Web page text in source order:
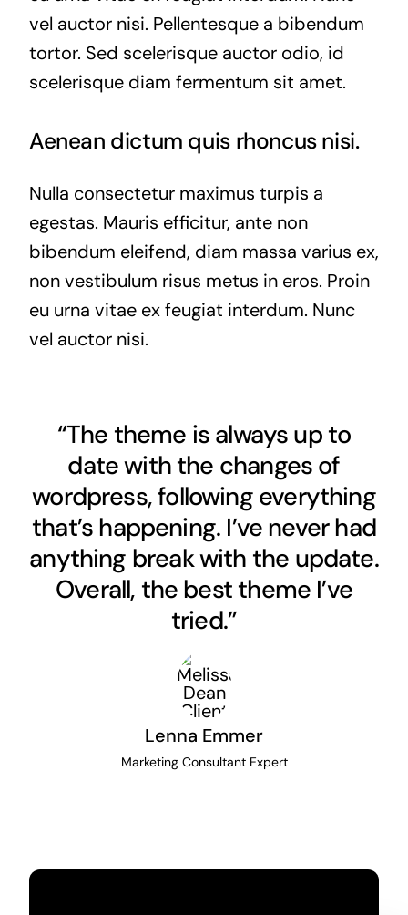
vel auctor nisi. Pellentesque a bibendum
tortor. Sed scelerisque auctor odio, id
scelerisque diam fermentum sit amet.
Aenean dictum quis rhoncus nisi.
Nulla consectetur maximus turpis a
egestas. Mauris efficitur, ante non
bibendum eleifend, diam massa varius ex,
non vestibulum risus metus in eros. Proin
eu urna vitae ex feugiat interdum. Nunc
vel auctor nisi.
“The theme is always up to
date with the changes of
wordpress, following everything
that’s happening. I’ve never had
anything break with the update.
Overall, the best theme I’ve
tried.”
Lenna Emmer
Marketing Consultant Expert